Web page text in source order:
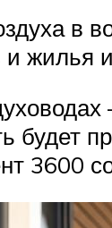
в
жилья
будет
3600